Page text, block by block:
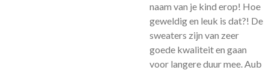
naam van je kind erop! Hoe
geweldig en leuk is dat?! De
sweaters zijn van zeer
goede kwaliteit en gaan
voor langere duur mee. Aub